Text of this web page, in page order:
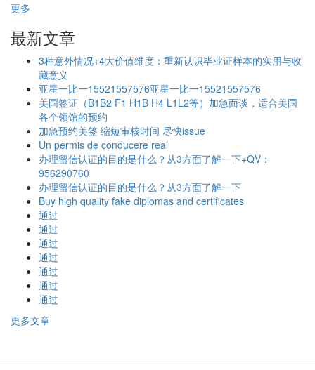
更多
最新文章
3种意外情况+4大价值维度：重新认识毕业证样本的实用与收
藏意义
亚星一比一15521557576亚星一比一15521557576
美国签证（B1B2 F1 H1B H4 L1L2等）加急面谈，适合美国
各个领馆的预约
加急预约美签 缩短审核时间 尽快issue
Un permis de conducere real
办理留信认证的目的是什么？从3方面了解一下+QV：
956290760
办理留信认证的目的是什么？从3方面了解一下
Buy high quality fake diplomas and certificates
通过
通过
通过
通过
通过
通过
通过
更多文章